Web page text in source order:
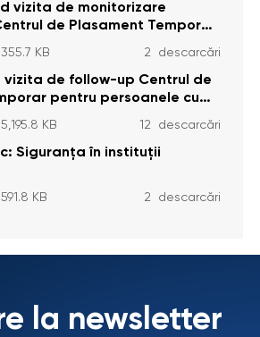
vizita de monitorizare
de Plasament Temporar
cu Dizabilități (Adulte) din s.
din data de 25 mai 2026
KB 2 descarcări
vizita de follow-up Centrul de
pentru persoanele cu
Bădiceni, Soroca (11 iunie
KB 12 descarcări
Siguranța în instituții
KB 2 descarcări
la newsletter